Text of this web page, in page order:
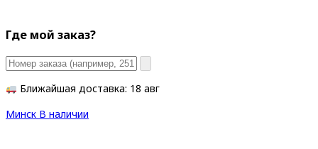
Где мой заказ?
Ближайшая доставка: 18 авг
Минск В наличии